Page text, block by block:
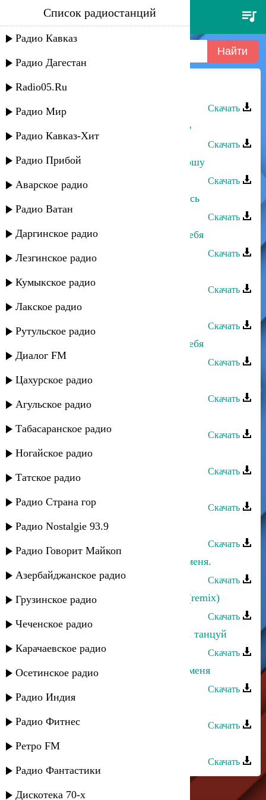
мираж - я больше не прошу
Список радиостанций
Радио Кавказ
Радио Дагестан
Radio05.Ru
Радио Мир
Радио Кавказ-Хит
Радио Прибой
Аварское радио
Радио Ватан
Даргинское радио
Лезгинское радио
Кумыкское радио
Лакское радио
Рутульское радио
Диалог FM
Цахурское радио
Агульское радио
Табасаранское радио
Ногайское радио
Татское радио
Радио Страна гор
Радио Nostalgie 93.9
Радио Говорит Майкоп
Азербайджанское радио
Грузинское радио
Чеченское радио
Карачаевское радио
Осетинское радио
Радио Индия
Радио Фитнес
Ретро FM
Радио Фантастики
Дискотека 70-х
Даку Гаджиев - Прошу тебя
Скачать
Мурат Гочияев - Я прошу не снись
Скачать
А.Джамалудинов,А.Тахиев - Я прошу
Скачать
Хасбулат Рахманов - Прошу вернись
Скачать
Альбина Казакмурзаева - Прошу тебя
Скачать
Скачать
Лаура Алиева - Прошу не изменяй
Скачать
Альбина Казакмурзаева - Прошу тебя
Скачать
Абакар Джамалутдинов - Я прошу
Скачать
Скачать
Rido - Прошу забудь меня
Скачать
Скачать
Мираж - Амина
Скачать
Лариса Гаджиева - Прошу оставь меня.
Скачать
Ринат Каримов - Больше не стать (remix)
Скачать
Магомед Магомедов - Прошу тебя, танцуй
Скачать
Лариса Гаджиева - Прошу, оставь меня
Скачать
Скачать
Эльдар Далгатов - Прошу тебя
Скачать